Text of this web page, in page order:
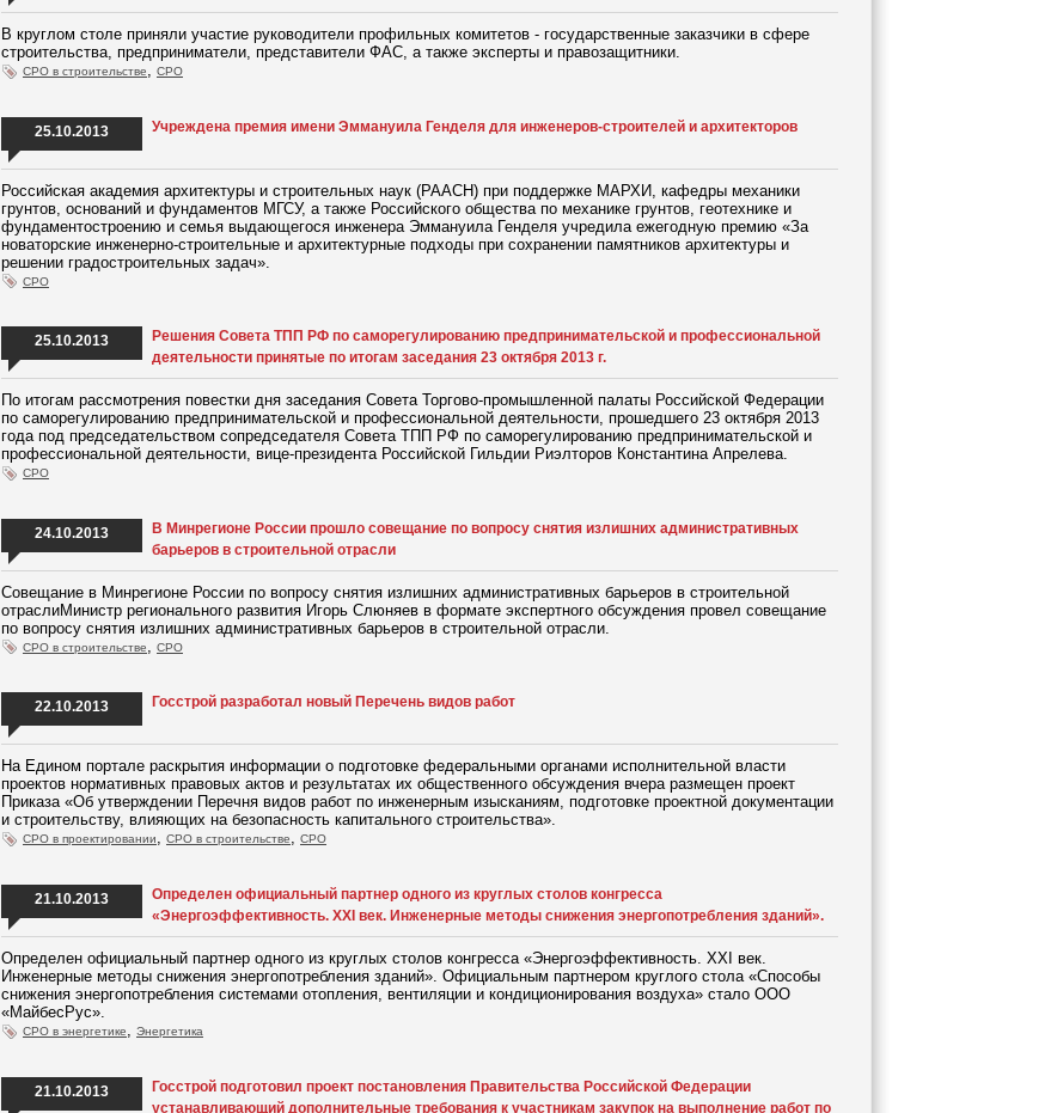
В круглом столе приняли участие руководители профильных комитетов - государственные заказчики в сфере
строительства, предприниматели, представители ФАС, а также эксперты и правозащитники.
СРО в строительстве, СРО
25.10.2013 Учреждена премия имени Эммануила Генделя для инженеров-строителей и архитекторов
Российская академия архитектуры и строительных наук (РААСН) при поддержке МАРХИ, кафедры механики
грунтов, оснований и фундаментов МГСУ, а также Российского общества по механике грунтов, геотехнике и
фундаментостроению и семья выдающегося инженера Эммануила Генделя учредила ежегодную премию «За
новаторские инженерно-строительные и архитектурные подходы при сохранении памятников архитектуры и
решении градостроительных задач».
СРО
25.10.2013
Решения Совета ТПП РФ по саморегулированию предпринимательской и профессиональной
деятельности принятые по итогам заседания 23 октября 2013 г.
По итогам рассмотрения повестки дня заседания Совета Торгово-промышленной палаты Российской Федерации
по саморегулированию предпринимательской и профессиональной деятельности, прошедшего 23 октября 2013
года под председательством сопредседателя Совета ТПП РФ по саморегулированию предпринимательской и
профессиональной деятельности, вице-президента Российской Гильдии Риэлторов Константина Апрелева.
СРО
24.10.2013
В Минрегионе России прошло совещание по вопросу снятия излишних административных
барьеров в строительной отрасли
Совещание в Минрегионе России по вопросу снятия излишних административных барьеров в строительной
отраслиМинистр регионального развития Игорь Слюняев в формате экспертного обсуждения провел совещание
по вопросу снятия излишних административных барьеров в строительной отрасли.
СРО в строительстве СРО
22.10.2013 Госстрой разработал новый Перечень видов работ
На Едином портале раскрытия информации о подготовке федеральными органами исполнительной власти
проектов нормативных правовых актов и результатах их общественного обсуждения вчера размещен проект
Приказа «Об утверждении Перечня видов работ по инженерным изысканиям, подготовке проектной документации
и строительству, влияющих на безопасность капитального строительства».
СРО в проектировании, СРО в строительстве, СРО
21.10.2013
Определен официальный партнер одного из круглых столов конгресса
«Энергоэффективность. XXI век. Инженерные методы снижения энергопотребления зданий».
Определен официальный партнер одного из круглых столов конгресса «Энергоэффективность. XXI век.
Инженерные методы снижения энергопотребления зданий». Официальным партнером круглого стола «Способы
снижения энергопотребления системами отопления, вентиляции и кондиционирования воздуха» стало ООО
«МайбесРус».
СРО в энергетике Энергетика
21.10.2013
Госстрой подготовил проект постановления Правительства Российской Федерации
устанавливающий дополнительные требования к участникам закупок на выполнение работ по